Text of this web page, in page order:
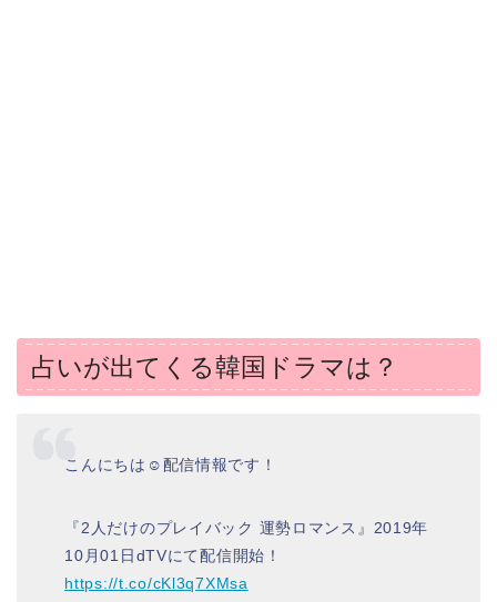
占いが出てくる韓国ドラマは？
こんにちは☺配信情報です！
『2人だけのプレイバック 運勢ロマンス』2019年
10月01日dTVにて配信開始！
https://t.co/cKl3q7XMsa